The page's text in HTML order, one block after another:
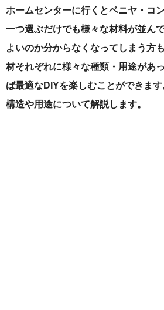
ホームセンターに行くとベニヤ・コ
一つ選ぶだけでも様々な材料が並ん
よいのか分からなくなってしまう方
材それぞれに様々な種類・用途があ
ば最適なDIYを楽しむことができま
構造や用途について解説します。